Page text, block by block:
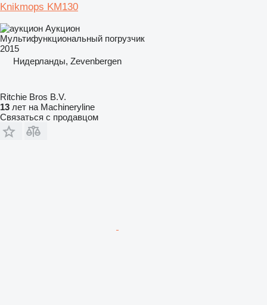
Knikmops KM130
Аукцион
Мультифункциональный погрузчик
2015
Нидерланды, Zevenbergen
Ritchie Bros B.V.
13 лет на Machineryline
Связаться с продавцом